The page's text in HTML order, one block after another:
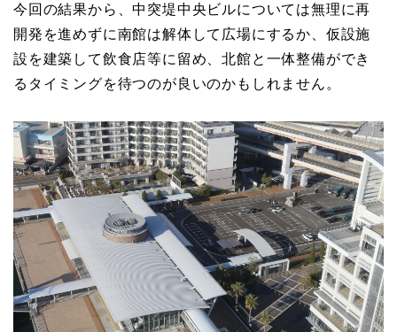
今回の結果から、中突堤中央ビルについては無理に再
開発を進めずに南館は解体して広場にするか、仮設施
設を建築して飲食店等に留め、北館と一体整備ができ
るタイミングを待つのが良いのかもしれません。